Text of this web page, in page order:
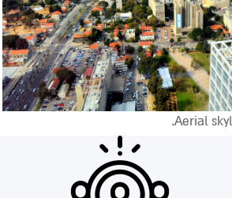
Aerial